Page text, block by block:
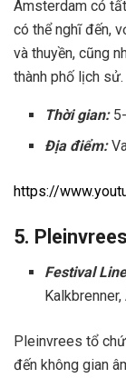
Amsterdam có
có thể nghĩ đến,
và thuyền, cũng
thành phố lịch sử.
Thời gian:
Địa điểm:
https://
5.
Festival
Pleinvrees tổ
đến không gian